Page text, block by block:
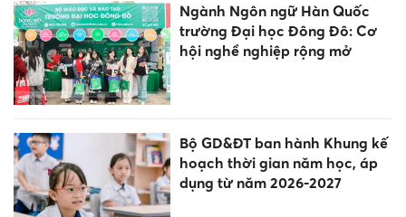
Ngành Ngôn ngữ Hàn Quốc
trường Đại học Đông Đô: Cơ
hội nghề nghiệp rộng mở
Bộ GD&ĐT ban hành Khung kế
hoạch thời gian năm học, áp
dụng từ năm 2026-2027